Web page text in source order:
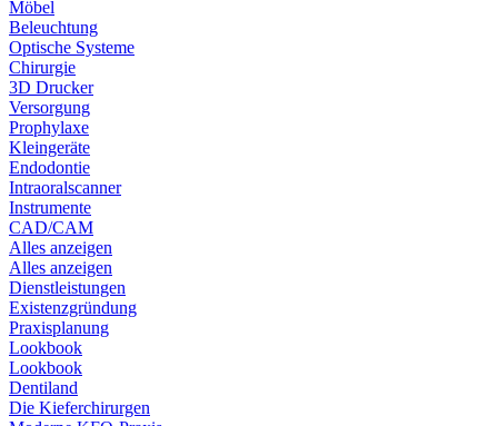
Möbel
Beleuchtung
Optische Systeme
Chirurgie
3D Drucker
Versorgung
Prophylaxe
Kleingeräte
Endodontie
Intraoralscanner
Instrumente
CAD/CAM
Alles anzeigen
Alles anzeigen
Dienstleistungen
Existenzgründung
Praxisplanung
Lookbook
Lookbook
Dentiland
Die Kieferchirurgen